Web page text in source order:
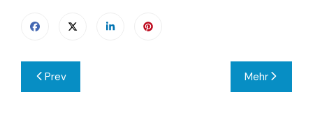
Beitragsnavigation
Prev Mehr